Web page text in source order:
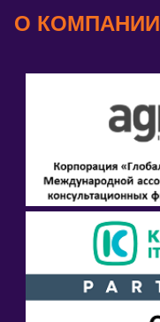
О КОМПАНИИ